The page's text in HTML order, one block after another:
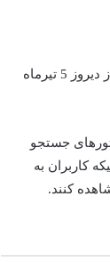
گوگل بعد از چندسال دوباره به عقب برگشت و نتایج صفحه‌بندی شده را بجای اسکرول بی‌نهایت ارائه داد. از تغییر از دیروز 5 تیرماه
جستجو
کاربران به
کنند.